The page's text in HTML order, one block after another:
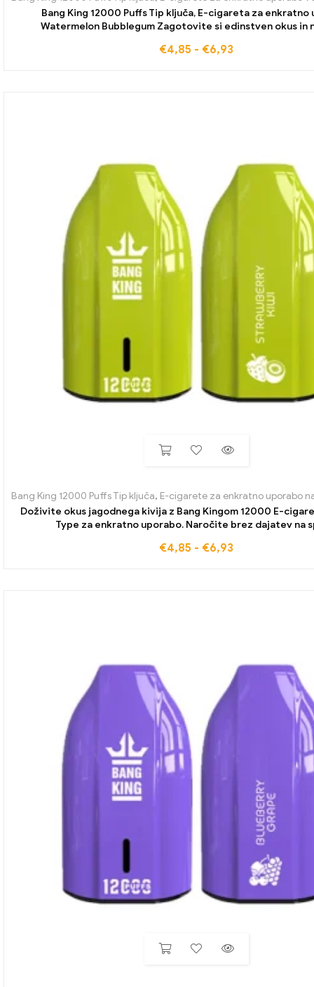
Bang King 12000 Puffs Tip ključa, E-cigareta za enkratno
Watermelon Bubblegum Zagotovite si edinstven okus in
€4,85 - €6,93
Bang King 12000 Puffs Tip ključa, E-cigarete za enkratno uporabo
Doživite okus jagodnega kivija z Bang Kingom 12000 E-
Type za enkratno uporabo. Naročite brez dajatev na
€4,85 - €6,93